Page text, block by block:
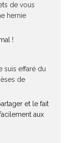
de vous
hernie
!
suis effaré du
de
et le fait
aux